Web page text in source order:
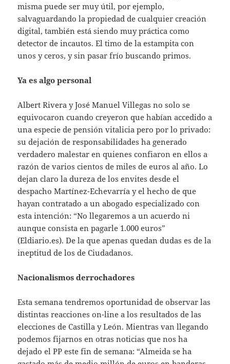
misma puede ser muy útil, por ejemplo,
salvaguardando la propiedad de cualquier creación
digital, también está siendo muy práctica como
detector de incautos. El timo de la estampita con
unos y ceros, y sin pasar frío buscando primos.
Ya es algo personal
Albert Rivera y José Manuel Villegas no solo se
equivocaron cuando creyeron que habían accedido a
una especie de pensión vitalicia pero por lo privado:
su dejación de responsabilidades ha generado
verdadero malestar en quienes confiaron en ellos a
razón de varios cientos de miles de euros al año. Lo
dejan claro la dureza de los envites desde el
despacho Martínez-Echevarría y el hecho de que
hayan contratado a un abogado especializado con
esta intención: “No llegaremos a un acuerdo ni
aunque consista en pagarle 1.000 euros”
(Eldiario.es). De la que apenas quedan dudas es de la
ineptitud de los de Ciudadanos.
Nacionalismos derrochadores
Esta semana tendremos oportunidad de observar las
distintas reacciones on-line a los resultados de las
elecciones de Castilla y León. Mientras van llegando
podemos fijarnos en otras noticias que nos ha
dejado el PP este fin de semana: “Almeida se ha